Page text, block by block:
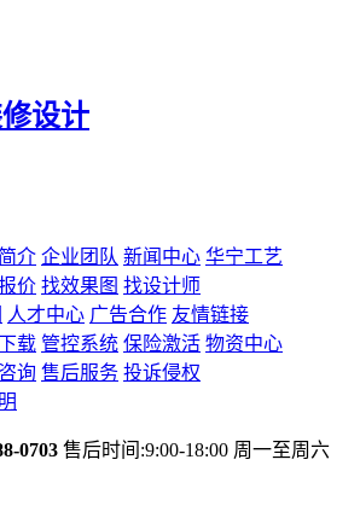
设计
介 企业团队 新闻中心 华宁工艺
价 找效果图 找设计师
人才中心 广告合作 友情链接
载 管控系统 保险激活 物资中心
询 售后服务 投诉侵权
0703 售后时间:9:00-18:00 周一至周六